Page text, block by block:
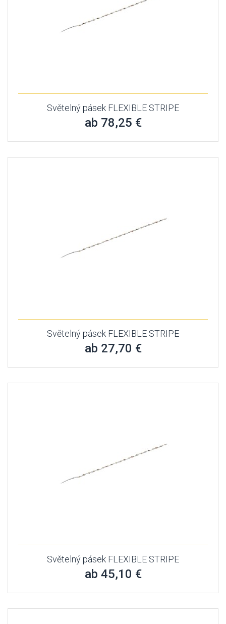
Světelný pásek FLEXIBLE STRIPE
ab 78,25 €
Světelný pásek FLEXIBLE STRIPE
ab 27,70 €
Světelný pásek FLEXIBLE STRIPE
ab 45,10 €